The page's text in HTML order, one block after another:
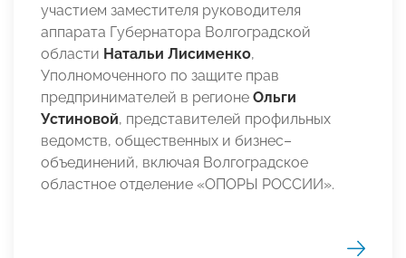
участием заместителя руководителя
аппарата Губернатора Волгоградской
области Натальи Лисименко,
Уполномоченного по защите прав
предпринимателей в регионе Ольги
Устиновой, представителей профильных
ведомств, общественных и бизнес–
объединений, включая Волгоградское
областное отделение «ОПОРЫ РОССИИ».